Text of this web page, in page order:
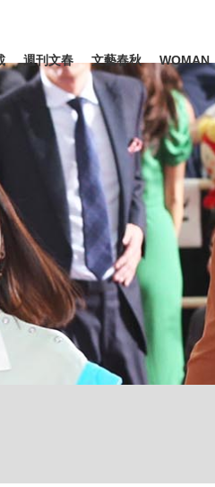
ライフ ビジ
監督に... 「最悪の空
週刊文春 文藝春秋 WOMAN
キーワード入力
#後藤真希 #森岡毅 #城彰二